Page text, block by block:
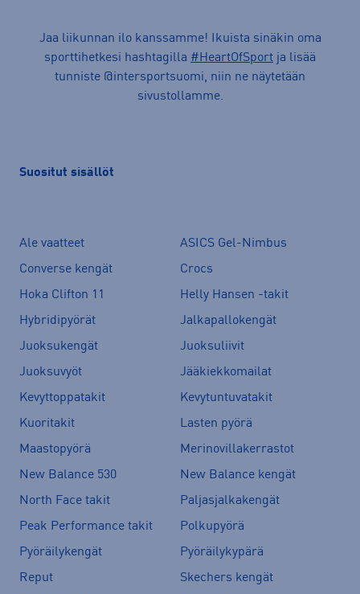
Jaa liikunnan ilo kanssamme! Ikuista sinäkin oma
sporttihetkesi hashtagilla #HeartOfSport ja lisää
tunniste @intersportsuomi, niin ne näytetään
sivustollamme.
Suositut sisällöt
Ale vaatteet
ASICS Gel-Nimbus
Converse kengät
Crocs
Hoka Clifton 11
Helly Hansen -takit
Hybridipyörät
Jalkapallokengät
Juoksukengät
Juoksuliivit
Juoksuvyöt
Jääkiekkomailat
Kevyttoppatakit
Kevytuntuvatakit
Kuoritakit
Lasten pyörä
Maastopyörä
Merinovillakerrastot
New Balance 530
New Balance kengät
North Face takit
Paljasjalkakengät
Peak Performance takit
Polkupyörä
Pyöräilykengät
Pyöräilykypärä
Reput
Skechers kengät